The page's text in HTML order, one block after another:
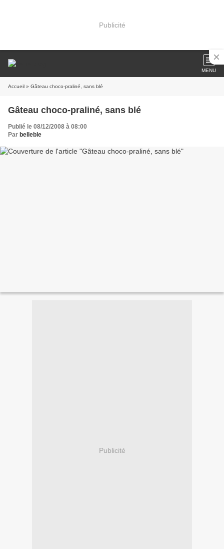
Publicité
MENU
Accueil » Gâteau choco-praliné, sans blé
Gâteau choco-praliné, sans blé
Publié le 08/12/2008 à 08:00
Par belleble
Publicité